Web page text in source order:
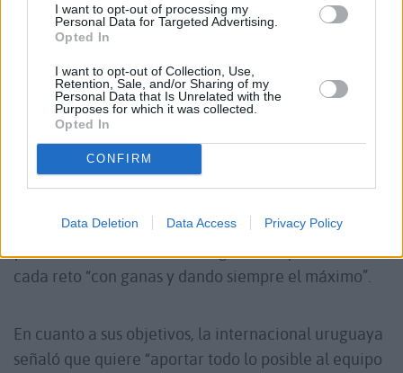
I want to opt-out of processing my
Personal Data for Targeted Advertising.
Opted In
I want to opt-out of Collection, Use,
Retention, Sale, and/or Sharing of my
Personal Data that Is Unrelated with the
Purposes for which it was collected.
Opted In
CONFIRM
Data Deletion Data Access Privacy Policy
La propia guardameta explicó que llega al club “con
mucha ilusión para aportar mis años de experiencia
y dedicación”, destacando además la importancia
de transmitir a las jugadoras más jóvenes valores
como “el compromiso, la disciplina y el amor por
este deporte”.
se define como una jugadora “disciplinada, valiente
y con mucha intensidad”, asegurando que afronta
cada reto “con ganas y dando siempre el máximo”.
En cuanto a sus objetivos, la internacional uruguaya
señaló que quiere “aportar todo lo posible al equipo